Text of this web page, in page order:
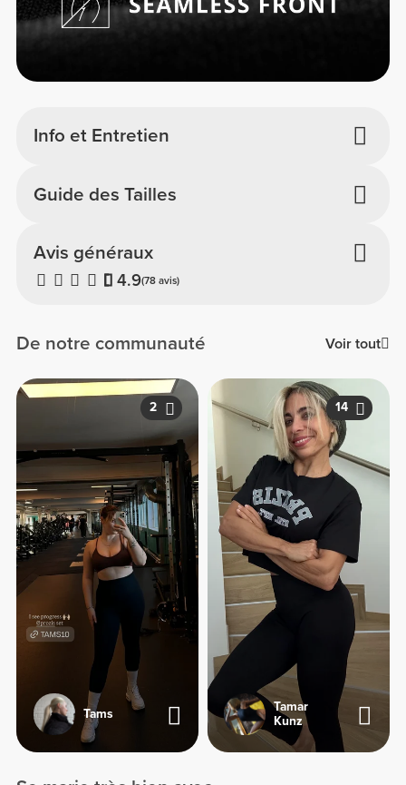
Info et Entretien
Avis généraux
4.9(78 avis)
Guide des Tailles
De notre communauté Voir tout
2
Tams
14
Tamar
Kunz